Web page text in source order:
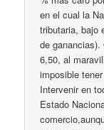
en el cual la
tributaria, bajo
de
6,50, al
imposible
Intervenir en
Estado